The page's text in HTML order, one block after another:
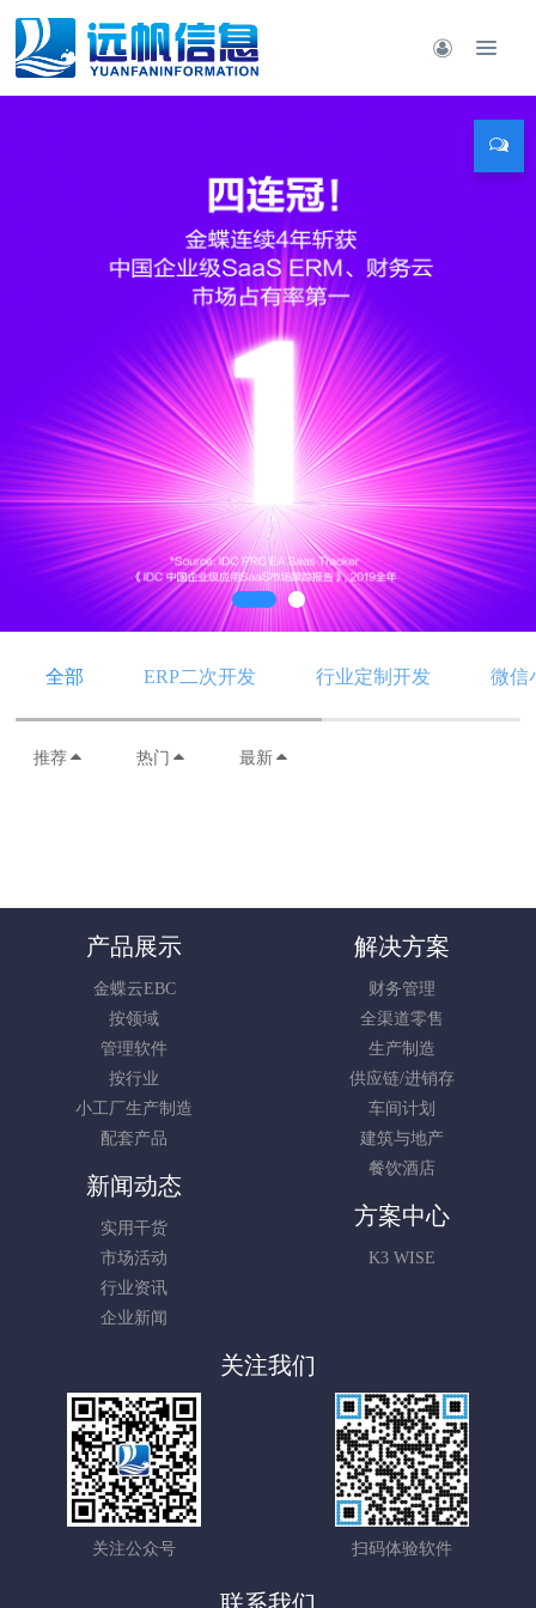
全部 ERP二次开发 行业定制开发 微信
推荐 热门 最新
产品展示
金蝶云EBC
按领域
管理软件
按行业
小工厂生产制造
配套产品
解决方案
财务管理
全渠道零售
生产制造
供应链/进销存
车间计划
建筑与地产
餐饮酒店
新闻动态
实用干货
市场活动
行业资讯
企业新闻
方案中心
K3 WISE
关注我们
关注公众号 扫码体验软件